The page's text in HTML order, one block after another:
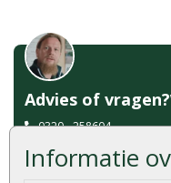
Informatie
Advies of vragen?
0320 - 258604
info@onlinetuinhout.nl